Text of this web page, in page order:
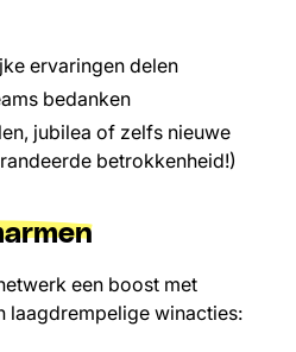
ervaringen delen
bedanken
jubilea of zelfs nieuwe
betrokkenheid!)
een boost met
laagdrempelige winacties: